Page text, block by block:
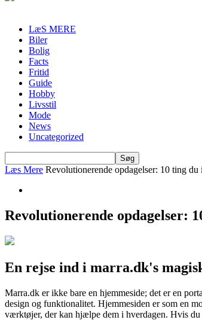
LæS MERE
Biler
Bolig
Facts
Fritid
Guide
Hobby
Livsstil
Mode
News
Uncategorized
Læs Mere Revolutionerende opdagelser: 10 ting
Revolutionerende opdagelser:
En rejse ind i marra.dk's
Marra.dk er ikke bare en hjemmeside; det er en
design og funktionalitet. Hjemmesiden er som en
værktøjer, der kan hjælpe dem i hverdagen. Hvis du